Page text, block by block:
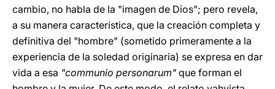
cambio, no habla de la "imagen de Dios"; pero revela,
a su manera característica, que la creación completa y
definitiva del "hombre" (sometido primeramente a la
experiencia de la soledad originaria) se expresa en dar
vida a esa "communio personarum" que forman el